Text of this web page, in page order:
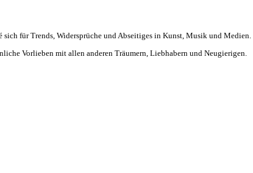
für Trends, Widersprüche und Abseitiges in Kunst, Musik und Medien.
Vorlieben mit allen anderen Träumern, Liebhabern und Neugierigen.